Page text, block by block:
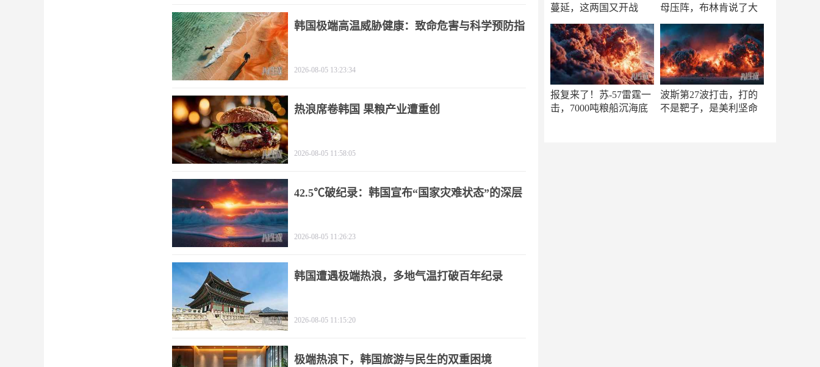
蔓延，这两国又开战
母压阵，布林肯说了大
报复来了！苏-57雷霆一
击，7000吨粮船沉海底
波斯第27波打击，打的
不是靶子，是美利坚命
韩国极端高温威胁健康：致命危害与科学预防指
2026-08-05 13:23:34
热浪席卷韩国 果粮产业遭重创
2026-08-05 11:58:05
42.5℃破纪录：韩国宣布“国家灾难状态”的深层
2026-08-05 11:26:23
韩国遭遇极端热浪，多地气温打破百年纪录
2026-08-05 11:15:20
极端热浪下，韩国旅游与民生的双重困境